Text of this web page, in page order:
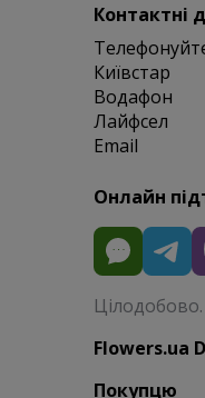
Контактні
Київстар
Водафон
Лайфсел
Email
Онлайн
Flowers.ua
Покупцю